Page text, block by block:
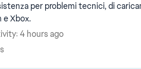
per problemi tecnici, di
e Xbox.
4 hours ago